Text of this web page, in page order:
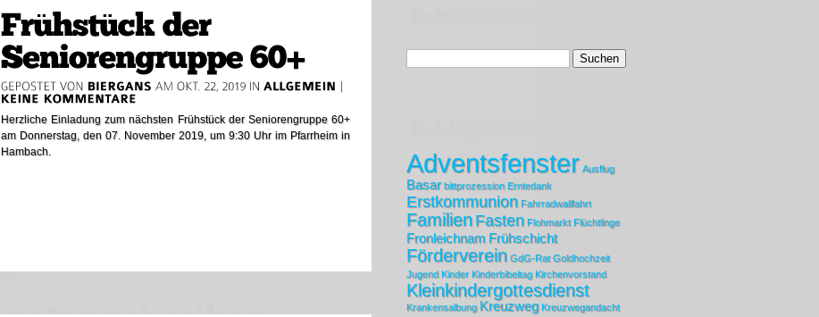
Herzliche Einladung zum nächsten Frühstück der Seniorengruppe 60+
am Donnerstag, den 07. November 2019, um 9:30 Uhr im Pfarrheim in
Hambach.
Adventsfenster Ausflug
Basar bittprozession Erntedank
Erstkommunion Fahrradwallfahrt
Familien Fasten Flohmarkt Flüchtlinge
Fronleichnam Frühschicht
Förderverein GdG-Rat Goldhochzeit
Jugend Kinder Kinderbibeltag Kirchenvorstand
Kleinkindergottesdienst
Krankensalbung Kreuzweg Kreuzwegandacht